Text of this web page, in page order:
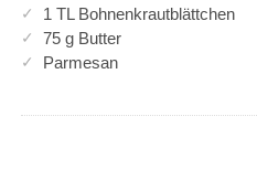
1 TL Bohnenkrautblättchen
75 g Butter
Parmesan